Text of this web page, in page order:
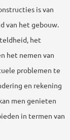
is van
van het gebouw.
het
het nemen van
problemen te
en rekening
men genieten
in termen van